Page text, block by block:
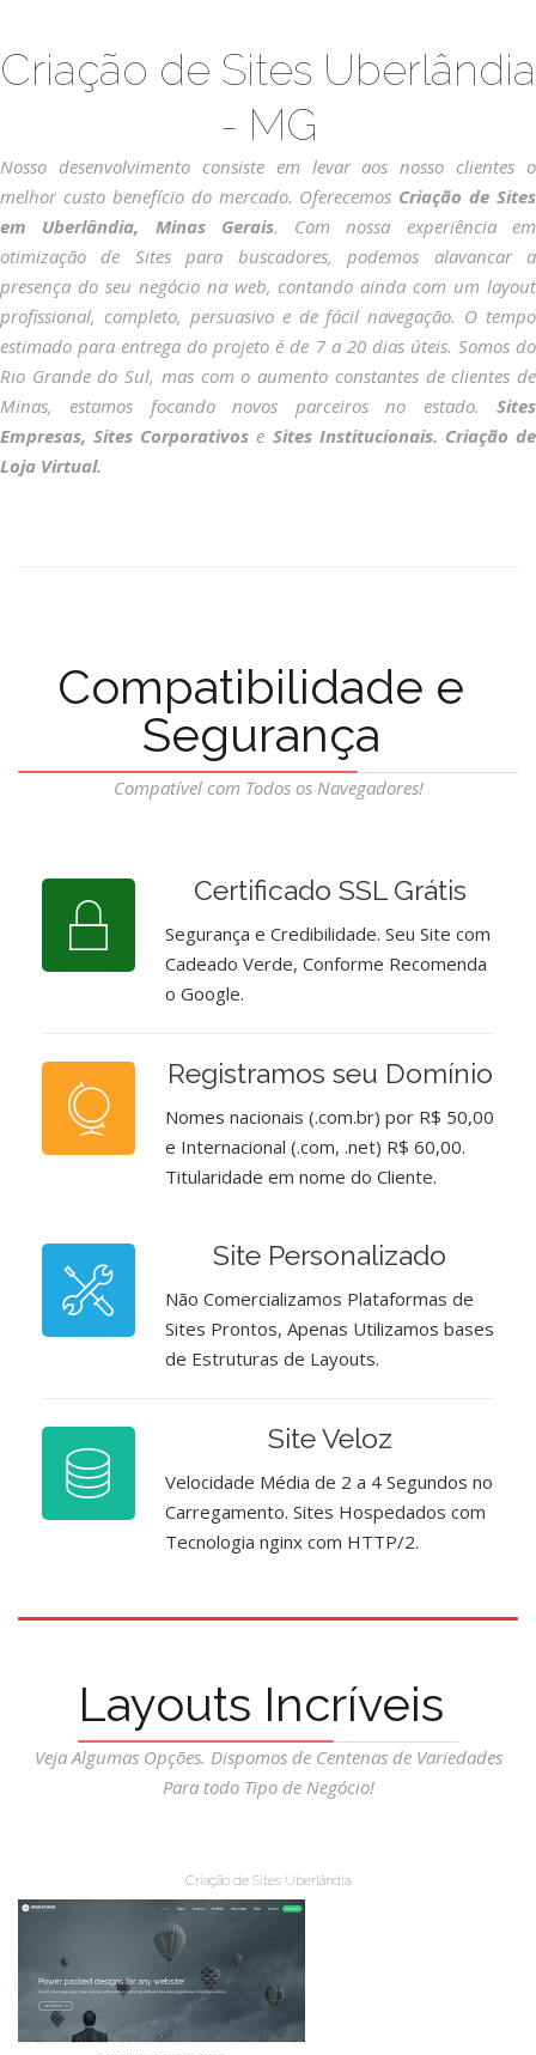
Criação de Sites Uberlândia
- MG
Nosso desenvolvimento consiste em levar aos nosso clientes o
melhor custo benefício do mercado. Oferecemos Criação de Sites
em Uberlândia, Minas Gerais. Com nossa experiência em
otimização de Sites para buscadores, podemos alavancar a
presença do seu negócio na web, contando ainda com um layout
profissional, completo, persuasivo e de fácil navegação. O tempo
estimado para entrega do projeto é de 7 a 20 dias úteis. Somos do
Rio Grande do Sul, mas com o aumento constantes de clientes de
Minas, estamos focando novos parceiros no estado. Sites
Empresas, Sites Corporativos e Sites Institucionais. Criação de
Loja Virtual.
Compatibilidade e
Segurança
Compatível com Todos os Navegadores!
Certificado SSL Grátis
Segurança e Credibilidade. Seu Site com
Cadeado Verde, Conforme Recomenda
o Google.
Registramos seu Domínio
Nomes nacionais (.com.br) por R$ 50,00
e Internacional (.com, .net) R$ 60,00.
Titularidade em nome do Cliente.
Site Personalizado
Não Comercializamos Plataformas de
Sites Prontos, Apenas Utilizamos bases
de Estruturas de Layouts.
Site Veloz
Velocidade Média de 2 a 4 Segundos no
Carregamento. Sites Hospedados com
Tecnologia nginx com HTTP/2.
Layouts Incríveis
Veja Algumas Opções. Dispomos de Centenas de Variedades
Para todo Tipo de Negócio!
Criação de Sites Uberlândia